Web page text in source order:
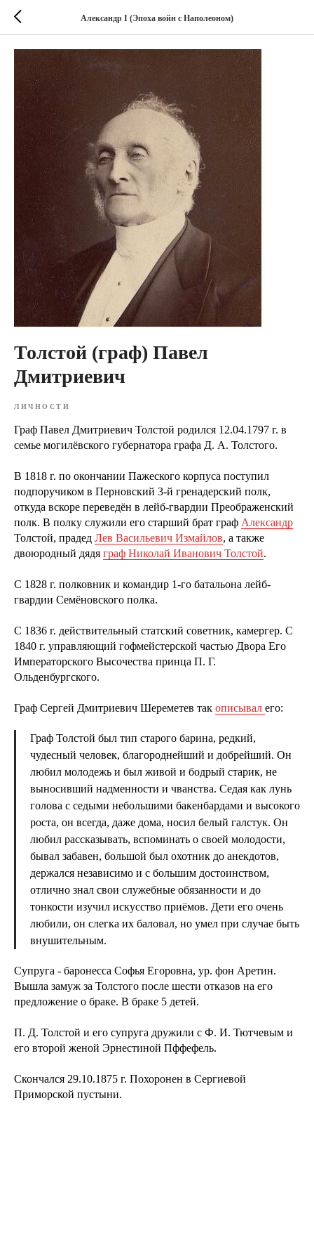
Александр I (Эпоха войн с Наполеоном)
Толстой (граф) Павел
Дмитриевич
ЛИЧНОСТИ
Граф Павел Дмитриевич Толстой родился 12.04.1797 г. в
семье могилёвского губернатора графа Д. А. Толстого.
В 1818 г. по окончании Пажеского корпуса поступил
подпоручиком в Перновский 3-й гренадерский полк,
откуда вскоре переведён в лейб-гвардии Преображенский
полк. В полку служили его старший брат граф Александр
Толстой, прадед Лев Васильевич Измайлов, а также
двоюродный дядя граф Николай Иванович Толстой.
С 1828 г. полковник и командир 1-го батальона лейб-
гвардии Семёновского полка.
С 1836 г. действительный статский советник, камергер. С
1840 г. управляющий гофмейстерской частью Двора Его
Императорского Высочества принца П. Г.
Ольденбургского.
Граф Сергей Дмитриевич Шереметев так описывал его:
Граф Толстой был тип старого барина, редкий,
чудесный человек, благороднейший и добрейший. Он
любил молодежь и был живой и бодрый старик, не
выносивший надменности и чванства. Седая как лунь
голова с седыми небольшими бакенбардами и высокого
роста, он всегда, даже дома, носил белый галстук. Он
любил рассказывать, вспоминать о своей молодости,
бывал забавен, большой был охотник до анекдотов,
держался независимо и с большим достоинством,
отлично знал свои служебные обязанности и до
тонкости изучил искусство приёмов. Дети его очень
любили, он слегка их баловал, но умел при случае быть
внушительным.
Супруга - баронесса Софья Егоровна, ур. фон Аретин.
Вышла замуж за Толстого после шести отказов на его
предложение о браке. В браке 5 детей.
П. Д. Толстой и его супруга дружили с Ф. И. Тютчевым и
его второй женой Эрнестиной Пффефель.
Скончался 29.10.1875 г. Похоронен в Сергиевой
Приморской пустыни.